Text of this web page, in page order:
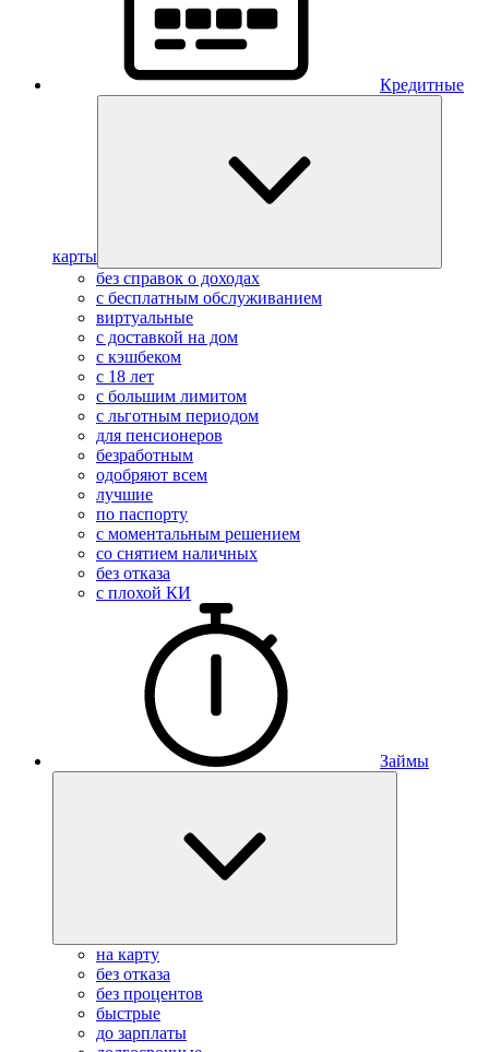
Кредитные
карты
без справок о доходах
с бесплатным обслуживанием
виртуальные
с доставкой на дом
с кэшбеком
с 18 лет
с большим лимитом
с льготным периодом
для пенсионеров
безработным
одобряют всем
лучшие
по паспорту
с моментальным решением
со снятием наличных
без отказа
с плохой КИ
Займы
на карту
без отказа
без процентов
быстрые
до зарплаты